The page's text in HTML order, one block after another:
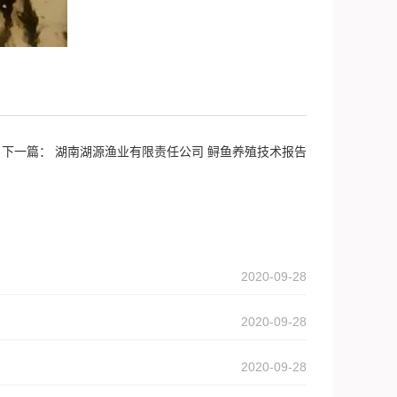
下一篇： 湖南湖源渔业有限责任公司 鲟鱼养殖技术报告
2020-09-28
2020-09-28
2020-09-28